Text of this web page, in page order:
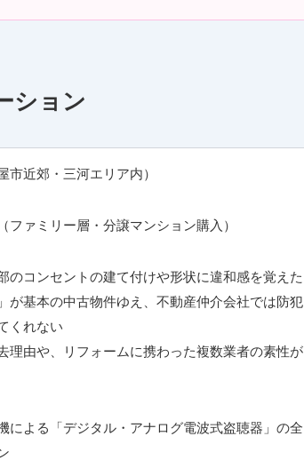
ション
市近郊・三河エリア内）
ファミリー層・分譲マンション購入）
のコンセントの建て付けや形状に違和感を覚えた
が基本の中古物件ゆえ、不動産仲介会社では防犯
くれない
理由や、リフォームに携わった複数業者の素性が
による「デジタル・アナログ電波式盗聴器」の全